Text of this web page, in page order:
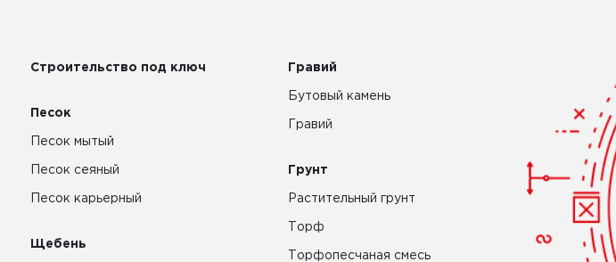
Строительство под ключ
Песок
Песок мытый
Песок сеяный
Песок карьерный
Щебень
Гравий
Бутовый камень
Гравий
Грунт
Растительный грунт
Торф
Торфопесчаная смесь